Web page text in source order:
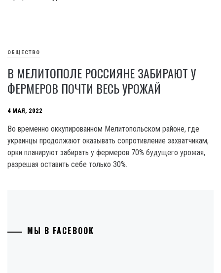
ОБЩЕСТВО
В МЕЛИТОПОЛЕ РОССИЯНЕ ЗАБИРАЮТ У
ФЕРМЕРОВ ПОЧТИ ВЕСЬ УРОЖАЙ
4 МАЯ, 2022
Во временно оккупированном Мелитопольском районе, где
украинцы продолжают оказывать сопротивление захватчикам,
орки планируют забирать у фермеров 70% будущего урожая,
разрешая оставить себе только 30%.
МЫ В FACEBOOK